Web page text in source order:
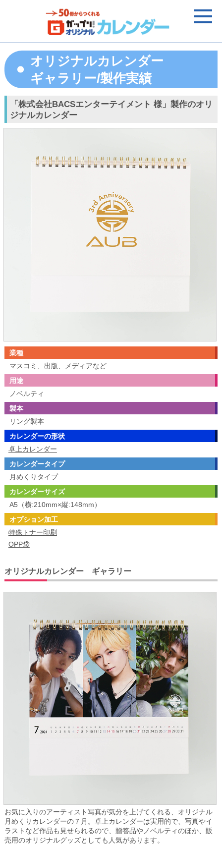
オリジナルカレンダー
ギャラリー/製作実績
「株式会社BACSエンターテイメント 様」製作のオリ
ジナルカレンダー
業種
マスコミ、出版、メディアなど
用途
ノベルティ
製本
リング製本
カレンダーの形状
卓上カレンダー
カレンダータイプ
月めくりタイプ
カレンダーサイズ
A5（横:210mm×縦:148mm）
オプション加工
特殊トナー印刷
OPP袋
オリジナルカレンダー ギャラリー
お気に入りのアーティスト写真が気分を上げてくれる、オリジナル
月めくりカレンダーの７月。卓上カレンダーは実用的で、写真やイ
ラストなど作品も見せられるので、贈答品やノベルティのほか、販
売用のオリジナルグッズとしても人気があります。